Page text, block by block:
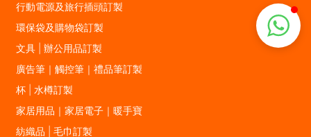
行動電源及旅行插頭訂製
環保袋及購物袋訂製
文具 | 辦公用品訂製
廣告筆｜觸控筆｜禮品筆訂製
杯 | 水樽訂製
家居用品｜家居電子｜暖手寶
紡織品 | 毛巾訂製